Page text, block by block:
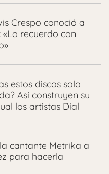
Crespo conoció a
«Lo recuerdo con
estos discos solo
Así construyen su
los artistas Dial
cantante Metrika a
para hacerla